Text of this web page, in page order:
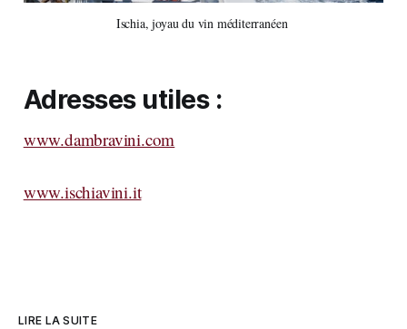
Ischia, joyau du vin méditerranéen
Adresses utiles :
www.dambravini.com
www.ischiavini.it
LIRE LA SUITE